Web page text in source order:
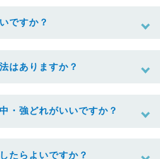
ですか？
はありますか？
・強どれがいいですか？
たらよいですか？